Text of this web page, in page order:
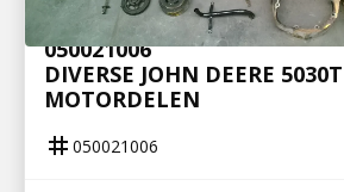
050021006
DIVERSE JOHN DEERE 5030T
MOTORDELEN
tag 050021006